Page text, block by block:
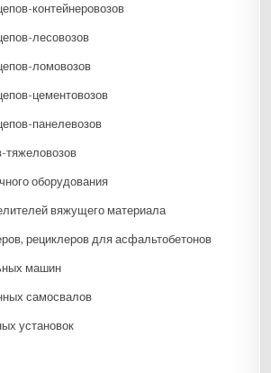
контейнеровозов
лесовозов
ломовозов
цементовозов
панелевозов
тяжеловозов
оборудования
вяжущего материала
рециклеров для асфальтобетонов
машин
самосвалов
установок